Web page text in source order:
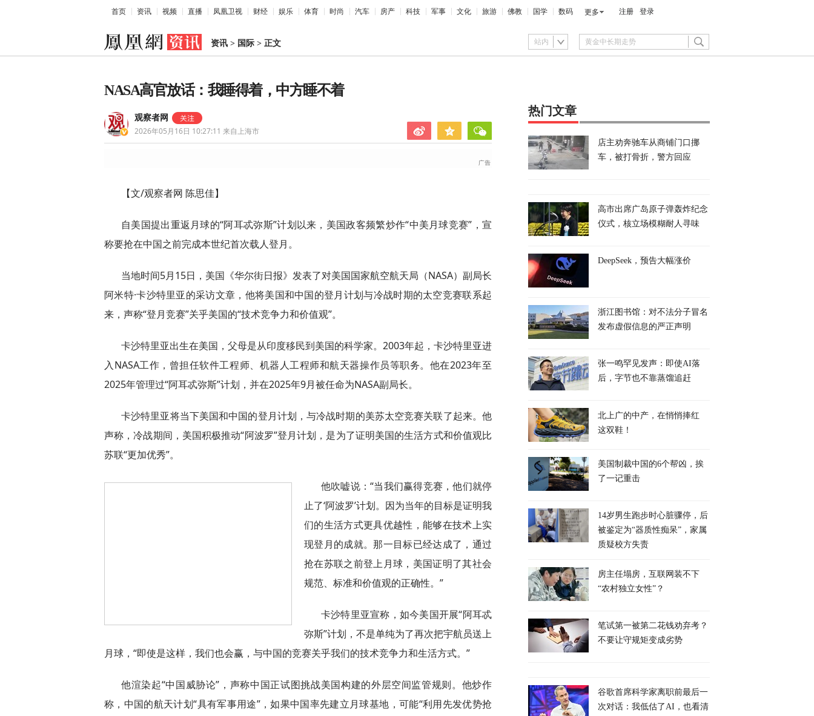
首页 资讯 视频 直播 凤凰卫视 财经 娱乐 体育 时尚 汽车 房产 科技 军事 文化 旅游 佛教 国学 数码 更多 注册 登录
资讯 > 国际 > 正文 站内
NASA高官放话：我睡得着，中方睡不着
观察者网
2026年05月16日 10:27:11 来自上海市
【文/观察者网 陈思佳】
自美国提出重返月球的“阿耳忒弥斯”计划以来，美国政客频繁炒作“中美月球竞赛”，宣
称要抢在中国之前完成本世纪首次载人登月。
当地时间5月15日，美国《华尔街日报》发表了对美国国家航空航天局（NASA）副局长
阿米特·卡沙特里亚的采访文章，他将美国和中国的登月计划与冷战时期的太空竞赛联系起
来，声称“登月竞赛”关乎美国的“技术竞争力和价值观”。
卡沙特里亚出生在美国，父母是从印度移民到美国的科学家。2003年起，卡沙特里亚进
入NASA工作，曾担任软件工程师、机器人工程师和航天器操作员等职务。他在2023年至
2025年管理过“阿耳忒弥斯”计划，并在2025年9月被任命为NASA副局长。
卡沙特里亚将当下美国和中国的登月计划，与冷战时期的美苏太空竞赛关联了起来。他
声称，冷战期间，美国积极推动“阿波罗”登月计划，是为了证明美国的生活方式和价值观比
苏联“更加优秀”。
他吹嘘说：“当我们赢得竞赛，他们就停
止了‘阿波罗’计划。因为当年的目标是证明我
们的生活方式更具优越性，能够在技术上实
现登月的成就。那一目标已经达成了，通过
抢在苏联之前登上月球，美国证明了其社会
规范、标准和价值观的正确性。”
卡沙特里亚宣称，如今美国开展“阿耳忒
弥斯”计划，不是单纯为了再次把宇航员送上
月球，“即使是这样，我们也会赢，与中国的竞赛关乎我们的技术竞争力和生活方式。”
他渲染起“中国威胁论”，声称中国正试图挑战美国构建的外层空间监管规则。他炒作
称，中国的航天计划“具有军事用途”，如果中国率先建立月球基地，可能“利用先发优势抢
热门文章
店主劝奔驰车从商铺门口挪
车，被打骨折，警方回应
高市出席广岛原子弹轰炸纪念
仪式，核立场模糊耐人寻味
DeepSeek，预告大幅涨价
浙江图书馆：对不法分子冒名
发布虚假信息的严正声明
张一鸣罕见发声：即使AI落
后，字节也不靠蒸馏追赶
北上广的中产，在悄悄捧红
这双鞋！
美国制裁中国的6个帮凶，挨
了一记重击
14岁男生跑步时心脏骤停，后
被鉴定为“器质性痴呆”，家属
质疑校方失责
房主任塌房，互联网装不下
“农村独立女性”？
笔试第一被第二花钱劝弃考？
不要让守规矩变成劣势
谷歌首席科学家离职前最后一
次对话：我低估了AI，也看清